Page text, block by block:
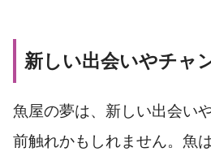
新しい出会いやチャ
魚屋の夢は、新しい出会い
前触れかもしれません。魚